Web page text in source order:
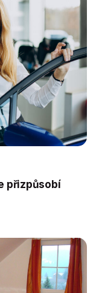
přizpůsobí